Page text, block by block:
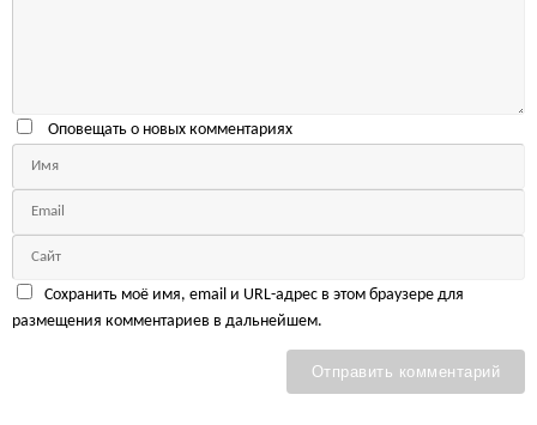
Оповещать о новых комментариях
Сохранить моё имя, email и URL-адрес в этом браузере для
размещения комментариев в дальнейшем.